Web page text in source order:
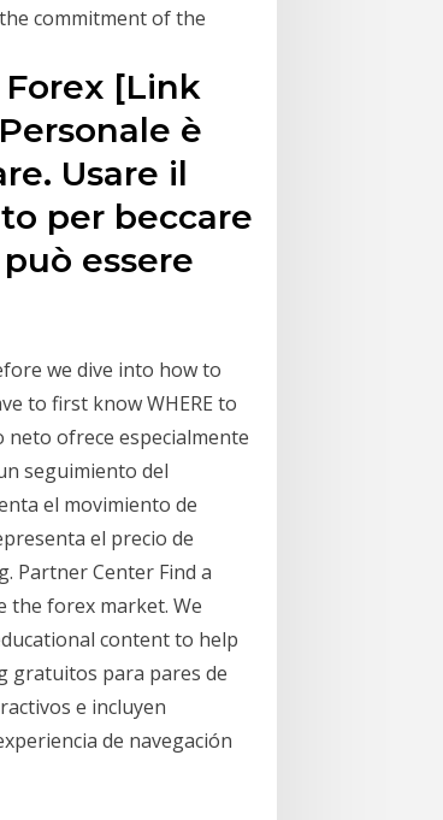
commitment of the
Forex [Link
è
Usare il
per beccare
essere
we dive into how to
to first know WHERE to
ofrece especialmente
seguimiento del
el movimiento de
el precio de
Partner Center Find a
the forex market. We
content to help
gratuitos para pares de
e incluyen
de navegación